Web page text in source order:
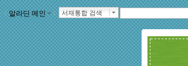
ｌ 알라딘 메인 ｌ 서재통합 검색